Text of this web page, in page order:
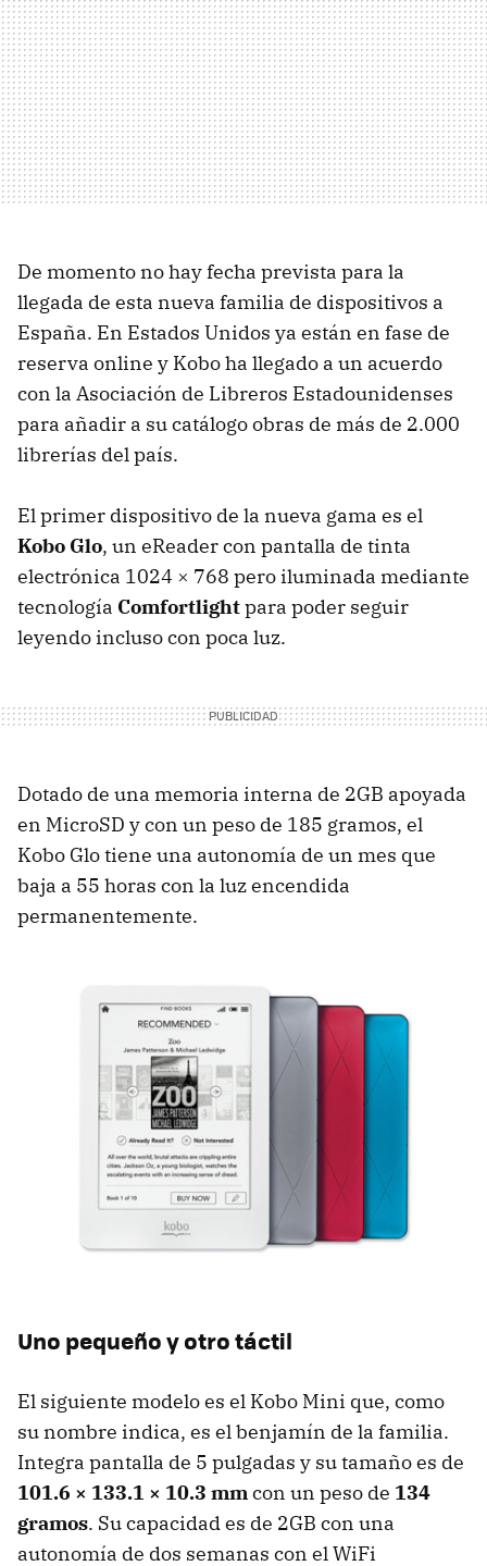
De momento no hay fecha prevista para la
llegada de esta nueva familia de dispositivos a
España. En Estados Unidos ya están en fase de
reserva online y Kobo ha llegado a un acuerdo
con la Asociación de Libreros Estadounidenses
para añadir a su catálogo obras de más de 2.000
librerías del país.
El primer dispositivo de la nueva gama es el
Kobo Glo, un eReader con pantalla de tinta
electrónica 1024 × 768 pero iluminada mediante
tecnología Comfortlightpara poder seguir
leyendo incluso con poca luz.
Dotado de una memoria interna de 2GB apoyada
en MicroSD y con un peso de 185 gramos, el
Kobo Glo tiene una autonomía de un mes que
baja a 55 horas con la luz encendida
permanentemente.
Uno pequeño y otro táctil
El siguiente modelo es el Kobo Mini que, como
su nombre indica, es el benjamín de la familia.
Integra pantalla de 5 pulgadas y su tamaño es de
101.6 × 133.1 × 10.3 mmcon un peso de 134
gramos. Su capacidad es de 2GB con una
autonomía de dos semanas con el WiFi